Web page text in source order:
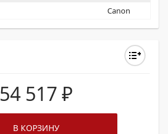
Canon
54 517 ₽
В КОРЗИНУ